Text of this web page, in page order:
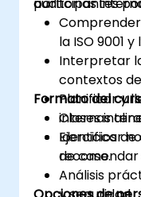
la ISO 9001 y
Interpretar
contextos
Planificar y
internas
Identificar
Formato del
Clases
Ejercicios
de caso.
Análisis